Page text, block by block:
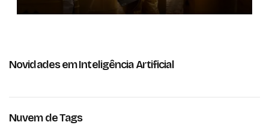
Novidades em Inteligência Artificial
Nuvem de Tags